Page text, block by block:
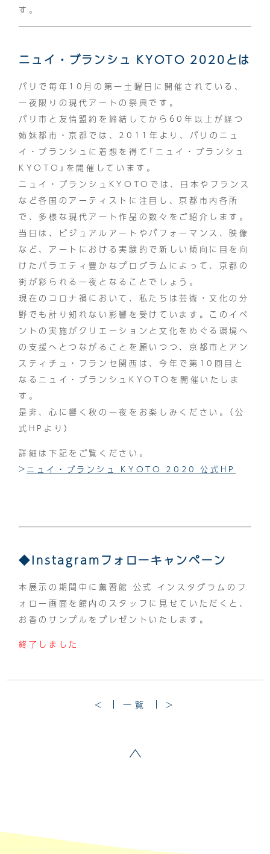
す。
ニュイ・ブランシュ KYOTO 2020とは
パリで毎年10月の第一土曜日に開催されている、
一夜限りの現代アートの祭典です。
パリ市と友情盟約を締結してから60年以上が経つ
姉妹都市・京都では、2011年より、パリのニュ
イ・ブランシュに着想を得て「ニュイ・ブランシュ
KYOTO」を開催しています。
ニュイ・ブランシュKYOTOでは、日本やフランス
など各国のアーティストに注目し、京都市内各所
で、多様な現代アート作品の数々をご紹介します。
当日は、ビジュアルアートやパフォーマンス、映像
など、アートにおける実験的で新しい傾向に目を向
けたバラエティ豊かなプログラムによって、京都の
街が彩られる一夜となることでしょう。
現在のコロナ禍において、私たちは芸術・文化の分
野でも計り知れない影響を受けています。このイベ
ントの実施がクリエーションと文化をめぐる環境へ
の支援へとつながることを願いつつ、京都市とアン
スティチュ・フランセ関西は、今年で第10回目と
なるニュイ・ブランシュKYOTOを開催いたしま
す。
是非、心に響く秋の一夜をお楽しみください。（公
式HPより）
詳細は下記をご覧ください。
ニュイ・ブランシュ KYOTO 2020 公式HP
◆Instagramフォローキャンペーン
本展示の期間中に薫習館 公式 インスタグラムのフ
ォロー画面を館内のスタッフに見せていただくと、
お香のサンプルをプレゼントいたします。
終了しました
< 一覧 >
ページトップへ戻る